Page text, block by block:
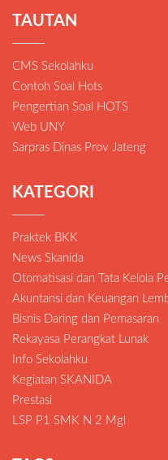
TAUTAN
CMS Sekolahku
Contoh Soal Hots
Pengertian Soal HOTS
Web UNY
Sarpras Dinas Prov Jateng
KATEGORI
Praktek BKK
News Skanida
Otomatisasi dan Tata Kelola
Akuntansi dan Keuangan
Bisnis Daring dan Pemasaran
Rekayasa Perangkat Lunak
Info Sekolahku
Kegiatan SKANIDA
Prestasi
LSP P1 SMK N 2 Mgl